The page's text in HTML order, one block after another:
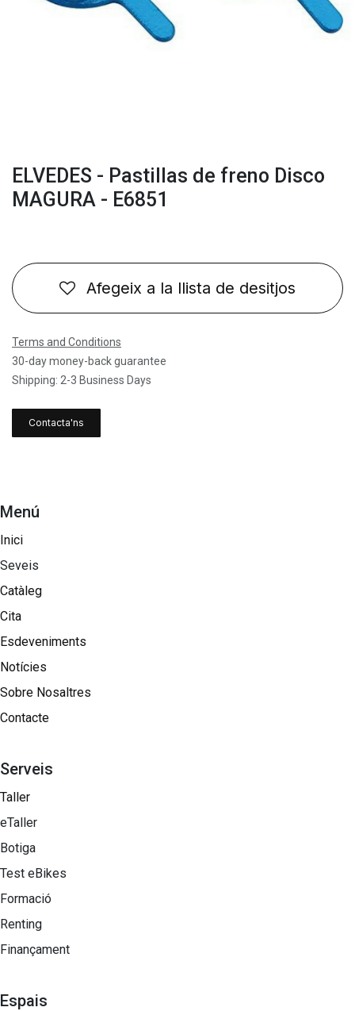
ELVEDES - Pastillas de freno Disco
MAGURA - E6851
Afegeix a la llista de desitjos
Terms and Conditions
30-day money-back guarantee
Shipping: 2-3 Business Days
Contacta'ns
Menú
Inici
Seveis
Catàleg
Cita
Esdeveniments
Notícies
Sobre Nosaltres​
Contacte
Serveis
Taller
eTaller
Botiga
Test eBikes
Formació
Renting
Finançament
Espais